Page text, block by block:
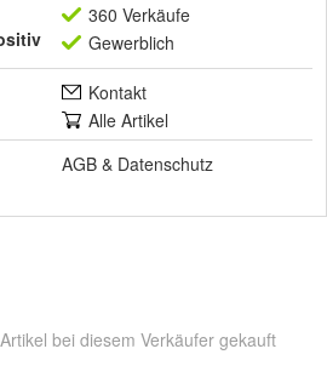
360 Verkäufe
Gewerblich
Kontakt
Alle Artikel
AGB & Datenschutz
bei diesem Verkäufer gekauft